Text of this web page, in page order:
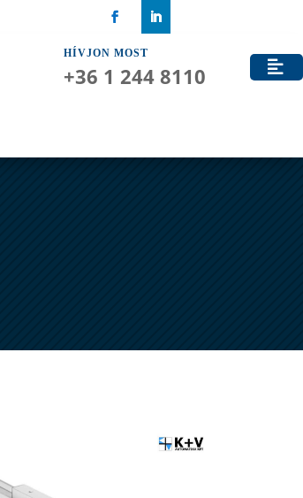
HÍVJON MOST
+36 1 244 8110